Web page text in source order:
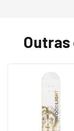
Outras